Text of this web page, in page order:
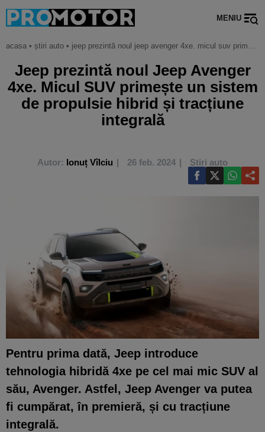
MENIU
acasa • știri auto • jeep prezintă noul jeep avenger 4xe. micul suv primește un sistem de propulsie hibrid și tracțiune integrală
Jeep prezintă noul Jeep Avenger
4xe. Micul SUV primește un sistem
de propulsie hibrid și tracțiune
integrală
Autor: Ionuț Vîlciu 26 feb. 2024 Știri auto
Pentru prima dată, Jeep introduce
tehnologia hibridă 4xe pe cel mai mic SUV al
său, Avenger. Astfel, Jeep Avenger va putea
fi cumpărat, în premieră, și cu tracțiune
integrală.